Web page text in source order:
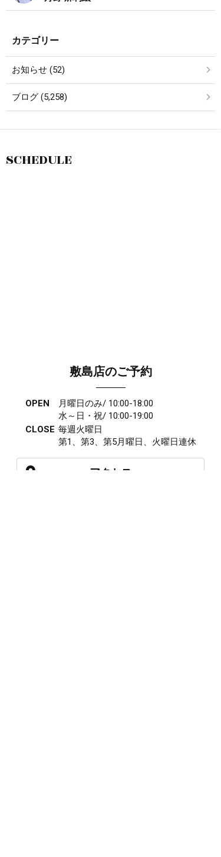
カテゴリー
お知らせ (52)
ブログ (5,258)
SCHEDULE
敷島店のご予約
OPEN
月曜日のみ/ 10:00-18:00
水～日・祝/ 10:00-19:00
CLOSE 毎週火曜日
第1、第3、第5月曜日、火曜日連休
アクセス